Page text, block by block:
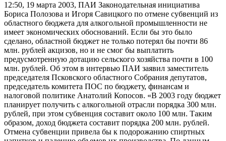
12:50, 19 марта 2003, ПАИ Законодательная инициатива
Бориса Полозова и Игоря Савицкого по отмене субвенций из
областного бюджета для алкогольной промышленности не
имеет экономических обоснований. Если бы это было
сделано, областной бюджет не только потерял бы почти 86
млн. рублей акцизов, но и не смог бы выплатить
предусмотренную дотацию сельского хозяйства почти в 100
млн. рублей. Об этом в интервью ПАИ заявил заместитель
председателя Псковского областного Собрания депутатов,
председатель комитета ПОС по бюджету, финансам и
налоговой политике Анатолий Копосов. «В 2003 году бюджет
планирует получить с алкогольной отрасли порядка 300 млн.
рублей, при этом субвенция составит около 100 млн. Таким
образом, доход бюджета составит порядка 200 млн. рублей.
Отмена субвенции привела бы к подорожанию спиртных